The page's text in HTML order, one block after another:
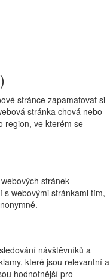
stránce zapamatovat si
stránka chová nebo
region, ve kterém se
stránek
webovými stránkami tím,
návštěvníků a
které jsou relevantní a
hodnotnější pro